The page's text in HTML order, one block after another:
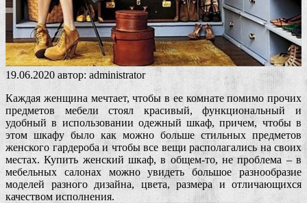
19.06.2020 автор: administrator
Каждая женщина мечтает, чтобы в ее комнате помимо прочих
предметов мебели стоял красивый, функциональный и
удобный в использовании одежный шкаф, причем, чтобы в
этом шкафу было как можно больше стильных предметов
женского гардероба и чтобы все вещи располагались на своих
местах. Купить женский шкаф, в общем-то, не проблема – в
мебельных салонах можно увидеть большое разнообразие
моделей разного дизайна, цвета, размера и отличающихся
качеством исполнения.